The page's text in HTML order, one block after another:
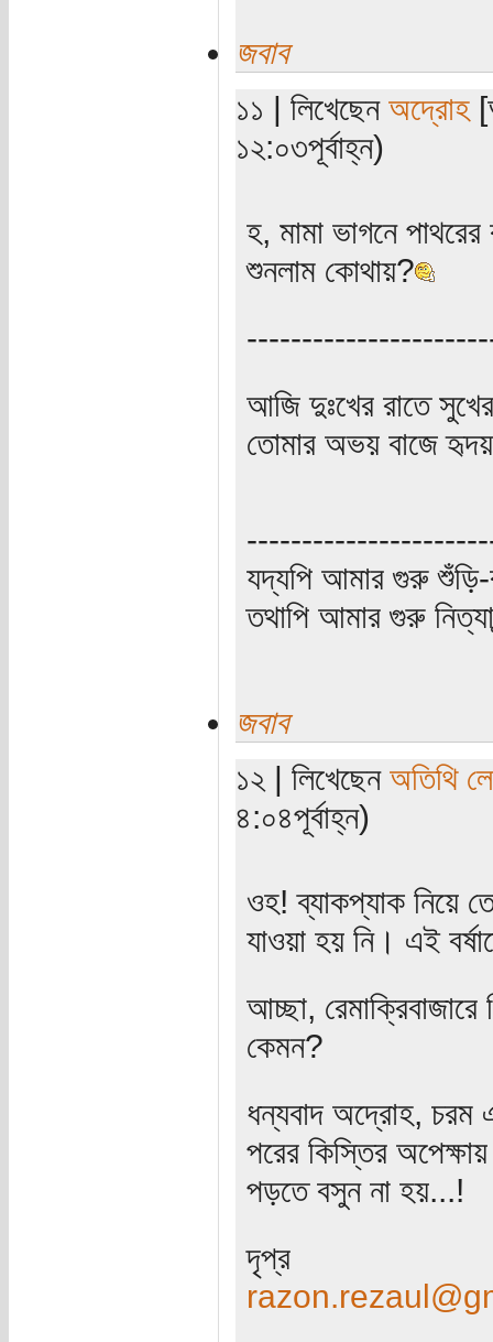
জবাব
১১ | লিখেছেন অদ্রোহ
১২:০৩পূর্বাহ্ন)
হ, মামা ভাগনে
শুনলাম কোথায়?
আজি দুঃখের রাতে
তোমার অভয় বাজে
যদ্যপি আমার গুরু শুঁড়ি-
তথাপি আমার গুরু
জবাব
১২ | লিখেছেন অতিথি
৪:০৪পূর্বাহ্ন)
ওহ! ব্যাকপ্যাক নিয়ে
যাওয়া হয় নি। এই
আচ্ছা,
কেমন?
ধন্যবাদ অদ্রোহ, চরম
পরের কিস্তির
পড়তে বসুন না হয়...!
দৃপ্র